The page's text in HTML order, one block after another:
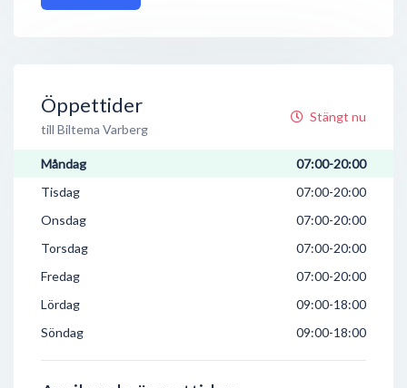
Öppettider
till Biltema Varberg
Stängt nu
Måndag
07:00-20:00
Tisdag
07:00-20:00
Onsdag
07:00-20:00
Torsdag
07:00-20:00
Fredag
07:00-20:00
Lördag
09:00-18:00
Söndag
09:00-18:00